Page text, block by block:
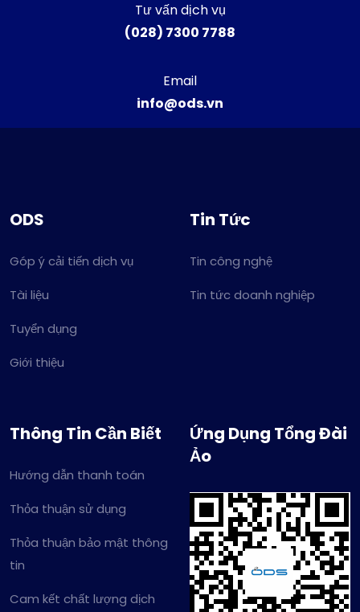
Tư vấn dịch vụ
(028) 7300 7788
Email
info@ods.vn
ODS
Góp ý cải tiến dịch vụ
Tài liệu
Tuyển dụng
Giới thiệu
Tin Tức
Tin công nghệ
Tin tức doanh nghiệp
Thông Tin Cần Biết
Hướng dẫn thanh toán
Thỏa thuận sử dụng
Thỏa thuận bảo mật thông
tin
Cam kết chất lượng dịch
Ứng Dụng Tổng Đài
Ảo